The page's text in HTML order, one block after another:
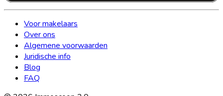
Voor makelaars
Over ons
Algemene voorwaarden
Juridische info
Blog
FAQ